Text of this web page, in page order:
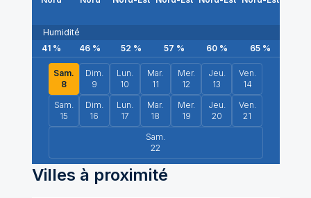
Humidité
41% 46 % 52 % 57 % 60 % 65%
Sam.
8
Dim.
9
Lun.
10
Mar.
11
Mer.
12
Jeu.
13
Ven.
14
Sam.
15
Dim.
16
Lun.
17
Mar.
18
Mer.
19
Jeu.
20
Ven.
21
Sam.
22
Villes à proximité